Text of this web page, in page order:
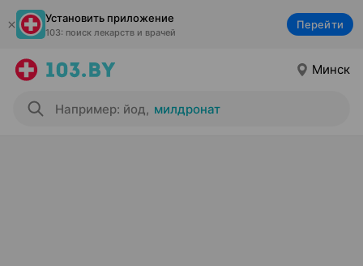
Установить приложение
103: поиск лекарств и врачей
Перейти
Минск
Например: йод, милдронат